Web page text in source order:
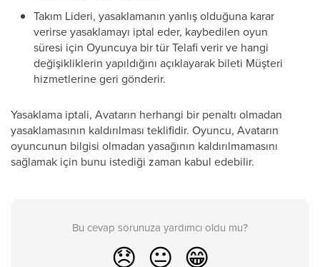
Takım Lideri, yasaklamanın yanlış olduğuna karar
verirse yasaklamayı iptal eder, kaybedilen oyun
süresi için Oyuncuya bir tür Telafi verir ve hangi
değişikliklerin yapıldığını açıklayarak bileti Müşteri
hizmetlerine geri gönderir.
Yasaklama iptali, Avatarın herhangi bir penaltı olmadan
yasaklamasının kaldırılması teklifidir. Oyuncu, Avatarın
oyuncunun bilgisi olmadan yasağının kaldırılmamasını
sağlamak için bunu istediği zaman kabul edebilir.
Bu cevap sorunuza yardımcı oldu mu?
😞 😐 😁